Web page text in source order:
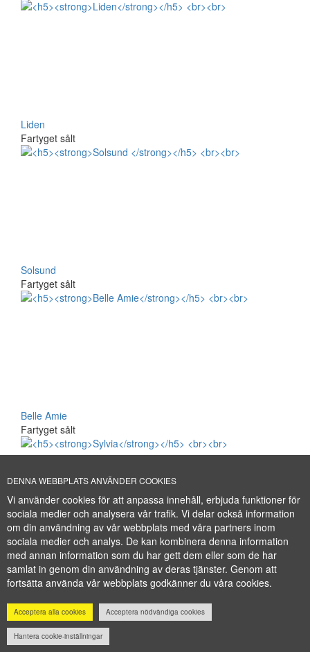
DENNA WEBBPLATS ANVÄNDER COOKIES
Vi använder cookies för att anpassa innehåll, erbjuda funktioner för
sociala medier och analysera vår trafik. Vi delar också information
om din användning av vår webbplats med våra partners inom
sociala medier och analys. De kan kombinera denna information
med annan information som du har gett dem eller som de har
samlat in genom din användning av deras tjänster. Genom att
fortsätta använda vår webbplats godkänner du våra cookies.
Acceptera alla cookies Acceptera nödvändiga cookies
Hantera cookie-inställningar
Liden
Fartyget sålt
Solsund
Fartyget sålt
Belle Amie
Fartyget sålt
Sylvia
Fartyget sålt